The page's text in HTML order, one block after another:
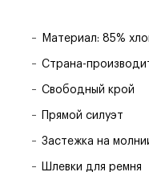
Материал: 85%
Страна-
Свободный крой
Прямой силуэт
Застежка на
Шлевки для ремня